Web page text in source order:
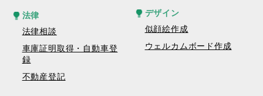
法律
法律相談
車庫証明取得・自動車登
録
不動産登記
デザイン
似顔絵作成
ウェルカムボード作成